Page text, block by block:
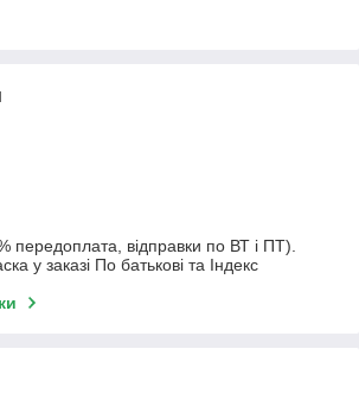
передоплата, відправки по ВТ і ПТ).
у заказі По батькові та Індекс